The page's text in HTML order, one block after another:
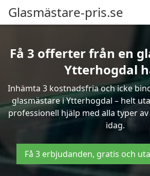
Glasmästare-pris.se
Få 3 offerter från en
Ytterhogdal
Inhämta 3 kostnadsfria och icke
glasmästare i Ytterhogdal – helt
professionell hjälp med alla typer
idag.
Få 3 erbjudanden, gratis och